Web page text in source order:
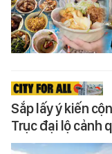
Sắp lấy ý kiến
Trục đại lộ cảnh